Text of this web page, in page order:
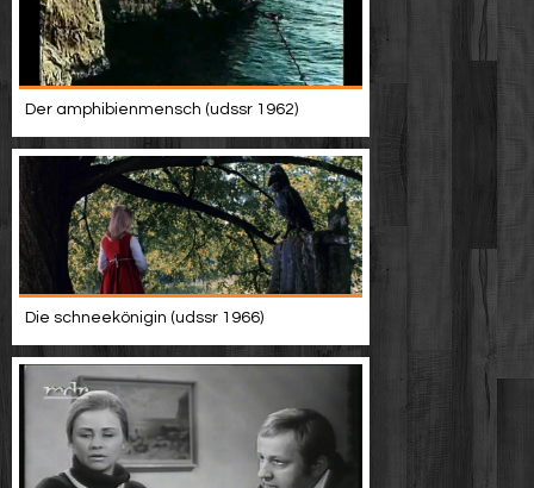
Der amphibienmensch (udssr 1962)
Die schneekönigin (udssr 1966)